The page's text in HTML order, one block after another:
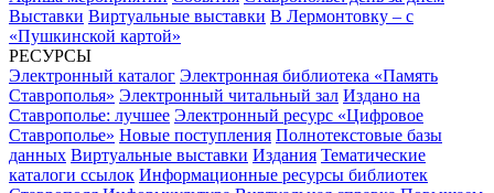
Выставки Виртуальные выставки В Лермонтовку – с
«Пушкинской картой»
РЕСУРСЫ
Электронный каталог Электронная библиотека «Память
Ставрополья» Электронный читальный зал Издано на
Ставрополье: лучшее Электронный ресурс «Цифровое
Ставрополье» Новые поступления Полнотекстовые базы
данных Виртуальные выставки Издания Тематические
каталоги ссылок Информационные ресурсы библиотек